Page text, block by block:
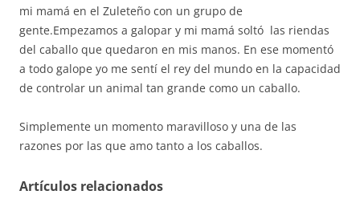
mi mamá en el Zuleteño con un grupo de
gente.Empezamos a galopar y mi mamá soltó las riendas
del caballo que quedaron en mis manos. En ese momentó
a todo galope yo me sentí el rey del mundo en la capacidad
de controlar un animal tan grande como un caballo.
Simplemente un momento maravilloso y una de las
razones por las que amo tanto a los caballos.
Artículos relacionados